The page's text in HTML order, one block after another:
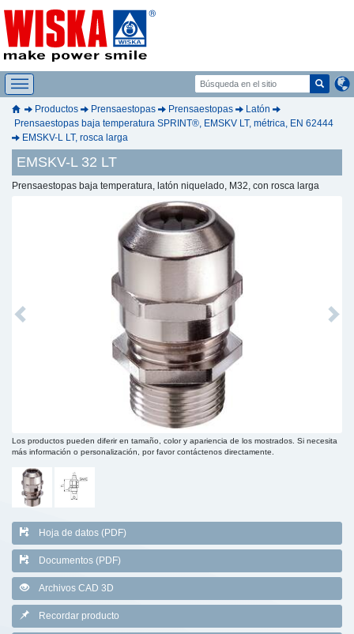
Productos Prensaestopas Prensaestopas
Latón
Prensaestopas baja temperatura SPRINT®, EMSKV LT, métrica, EN 62444
EMSKV-L LT, rosca larga
EMSKV-L 32 LT
Prensaestopas baja temperatura, latón niquelado, M32, con rosca larga
Previous Next
Los productos pueden diferir en tamaño, color y apariencia de los mostrados. Si necesita
más información o personalización, por favor contáctenos directamente.
Hoja de datos (PDF)
Documentos (PDF)
Archivos CAD 3D
Recordar producto